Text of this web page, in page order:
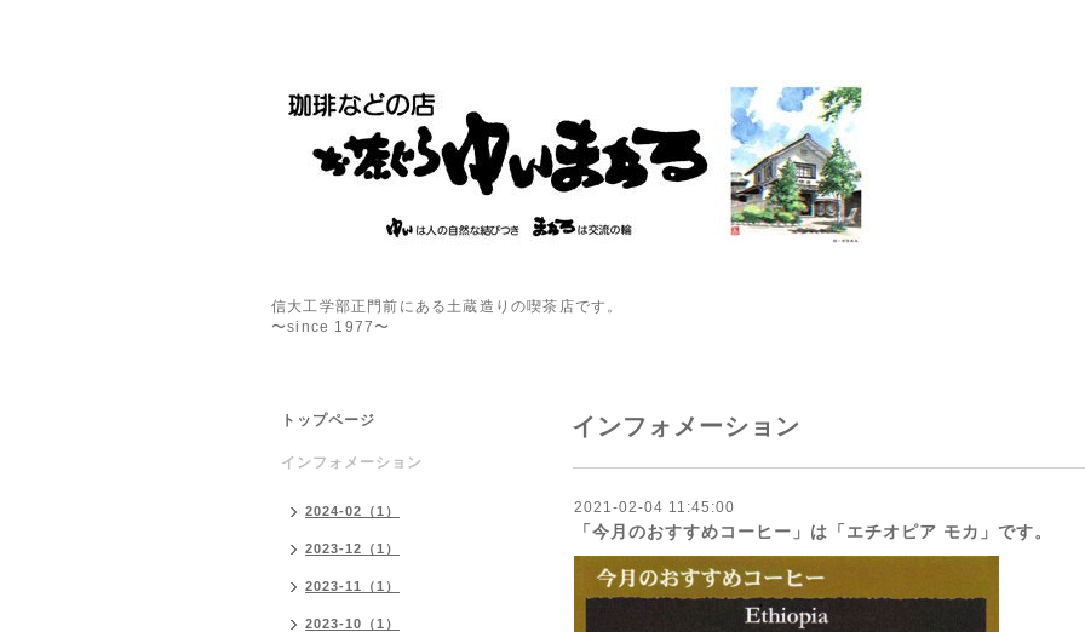
信大工学部正門前にある土蔵造りの喫茶店です。
〜since 1977〜
インフォメーション
2021-02-04 11:45:00
「今月のおすすめコーヒー」は「エチオピア モカ」です。
トップページ
インフォメーション
2024-02（1）
2023-12（1）
2023-11（1）
2023-10（1）